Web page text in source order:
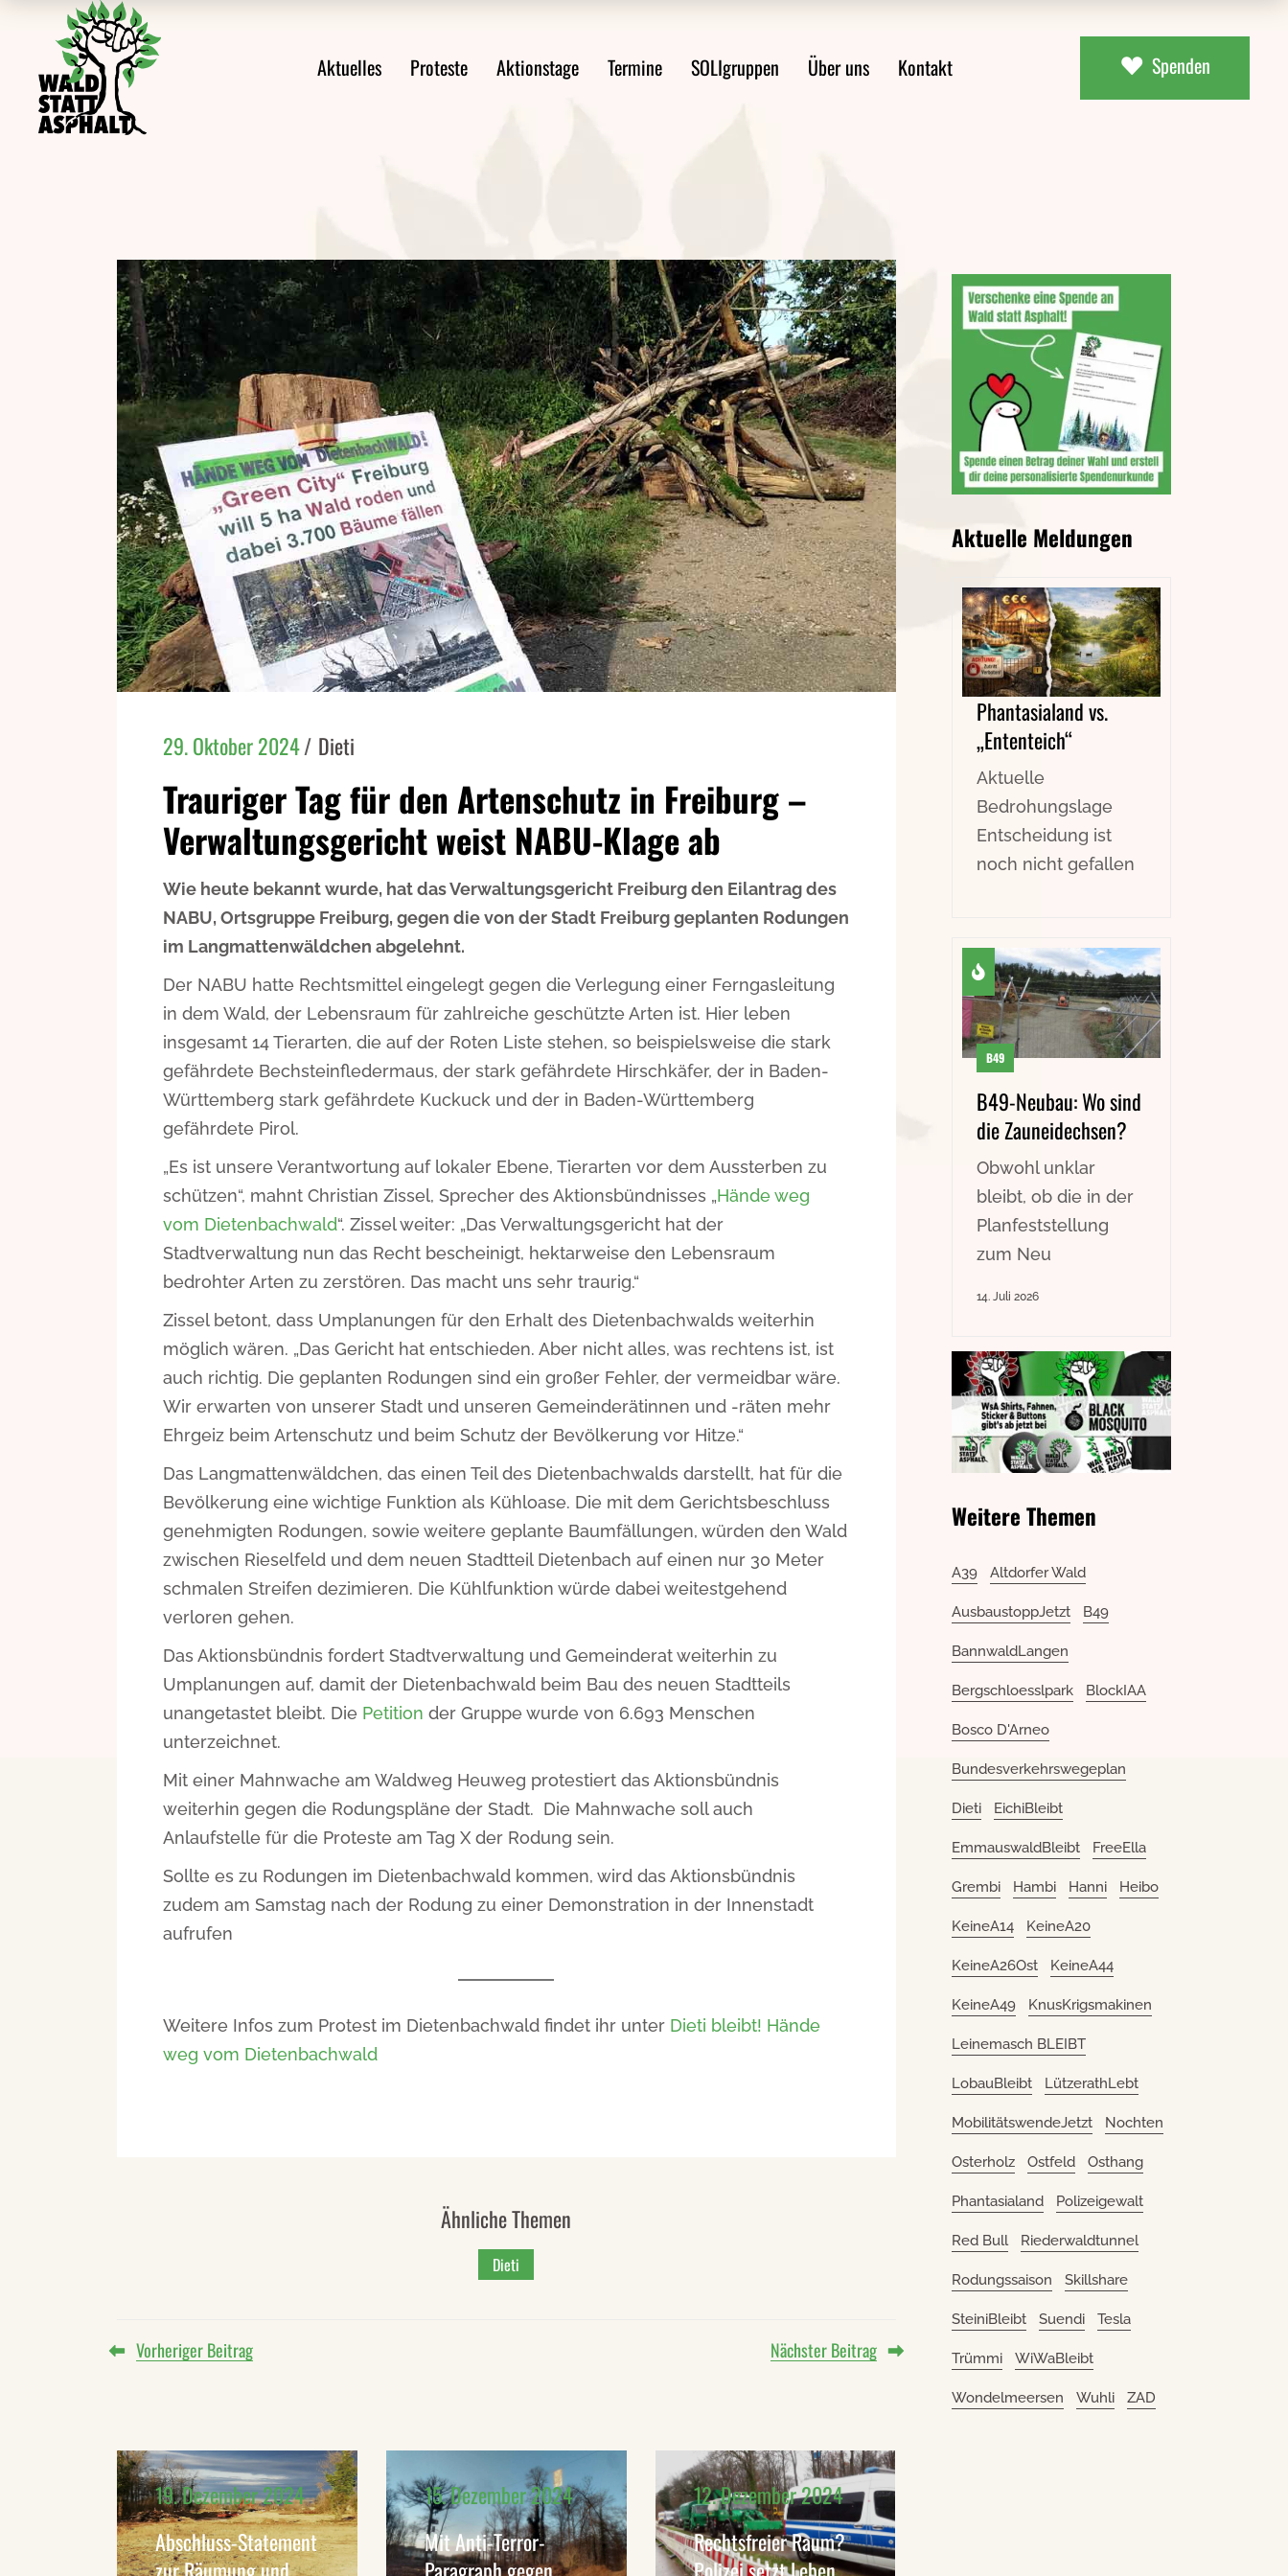
Aktuelles
Veröffentlichungen
Videos
Pressemeldungen
Newsletter
Proteste Aktionstage
Aktionsleitfaden
Termine SOLIgruppen Über uns Kontakt Spenden
Ankündigungen
Newsletter
Protest anmeldenFAQ Demoanmeldung
WsA-Material
29. Oktober 2024 Dieti
Trauriger Tag für den Artenschutz in Freiburg –
Verwaltungsgericht weist NABU-Klage ab
Wie heute bekannt wurde, hat das Verwaltungsgericht Freiburg den Eilantrag des
NABU, Ortsgruppe Freiburg, gegen die von der Stadt Freiburg geplanten Rodungen
im Langmattenwäldchen abgelehnt.
Der NABU hatte Rechtsmittel eingelegt gegen die Verlegung einer Ferngasleitung
in dem Wald, der Lebensraum für zahlreiche geschützte Arten ist. Hier leben
insgesamt 14 Tierarten, die auf der Roten Liste stehen, so beispielsweise die stark
gefährdete Bechsteinfledermaus, der stark gefährdete Hirschkäfer, der in Baden-
Württemberg stark gefährdete Kuckuck und der in Baden-Württemberg
gefährdete Pirol.
„Es ist unsere Verantwortung auf lokaler Ebene, Tierarten vor dem Aussterben zu
schützen“, mahnt Christian Zissel, Sprecher des Aktionsbündnisses „Hände weg
vom Dietenbachwald“. Zissel weiter: „Das Verwaltungsgericht hat der
Stadtverwaltung nun das Recht bescheinigt, hektarweise den Lebensraum
bedrohter Arten zu zerstören. Das macht uns sehr traurig.“
Zissel betont, dass Umplanungen für den Erhalt des Dietenbachwalds weiterhin
möglich wären. „Das Gericht hat entschieden. Aber nicht alles, was rechtens ist, ist
auch richtig. Die geplanten Rodungen sind ein großer Fehler, der vermeidbar wäre.
Wir erwarten von unserer Stadt und unseren Gemeinderätinnen und -räten mehr
Ehrgeiz beim Artenschutz und beim Schutz der Bevölkerung vor Hitze.“
Das Langmattenwäldchen, das einen Teil des Dietenbachwalds darstellt, hat für die
Bevölkerung eine wichtige Funktion als Kühloase. Die mit dem Gerichtsbeschluss
genehmigten Rodungen, sowie weitere geplante Baumfällungen, würden den Wald
zwischen Rieselfeld und dem neuen Stadtteil Dietenbach auf einen nur 30 Meter
schmalen Streifen dezimieren. Die Kühlfunktion würde dabei weitestgehend
verloren gehen.
Das Aktionsbündnis fordert Stadtverwaltung und Gemeinderat weiterhin zu
Umplanungen auf, damit der Dietenbachwald beim Bau des neuen Stadtteils
unangetastet bleibt. Die Petition der Gruppe wurde von 6.693 Menschen
unterzeichnet.
Mit einer Mahnwache am Waldweg Heuweg protestiert das Aktionsbündnis
weiterhin gegen die Rodungspläne der Stadt. Die Mahnwache soll auch
Anlaufstelle für die Proteste am Tag X der Rodung sein.
Sollte es zu Rodungen im Dietenbachwald kommen, wird das Aktionsbündnis
zudem am Samstag nach der Rodung zu einer Demonstration in der Innenstadt
aufrufen
Weitere Infos zum Protest im Dietenbachwald findet ihr unter Dieti bleibt! Hände
weg vom Dietenbachwald
Ähnliche Themen
Dieti
Vorheriger Beitrag Nächster Beitrag
19. Dezember 2024
Abschluss-Statement
15. Dezember 2024
Mit Anti-Terror-
12. Dezember 2024
Rechtsfreier Raum?
Aktuelle Meldungen
Phantasialand vs.
„Ententeich“
Aktuelle
Bedrohungslage
Entscheidung ist
noch nicht gefallen
B49
B49-Neubau: Wo sind
die Zauneidechsen?
Obwohl unklar
bleibt, ob die in der
Planfeststellung
zum Neu
14. Juli 2026
Weitere Themen
A39 Altdorfer Wald
AusbaustoppJetzt B49
BannwaldLangen
Bergschloesslpark BlockIAA
Bosco D'Arneo
Bundesverkehrswegeplan
Dieti EichiBleibt
EmmauswaldBleibt FreeElla
Grembi Hambi Hanni Heibo
KeineA14 KeineA20
KeineA26Ost KeineA44
KeineA49 KnusKrigsmakinen
Leinemasch BLEIBT
LobauBleibt LützerathLebt
MobilitätswendeJetzt Nochten
Osterholz Ostfeld Osthang
Phantasialand Polizeigewalt
Red Bull Riederwaldtunnel
Rodungssaison Skillshare
SteiniBleibt Suendi Tesla
Trümmi WiWaBleibt
Wondelmeersen Wuhli ZAD